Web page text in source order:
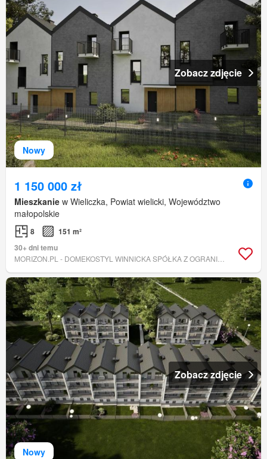
Nowy
Zobacz zdjęcie
1 150 000 zł
Mieszkanie w Wieliczka, Powiat wielicki, Województwo
małopolskie
8
151 m²
30+ dni temu
Nowy
Zobacz zdjęcie